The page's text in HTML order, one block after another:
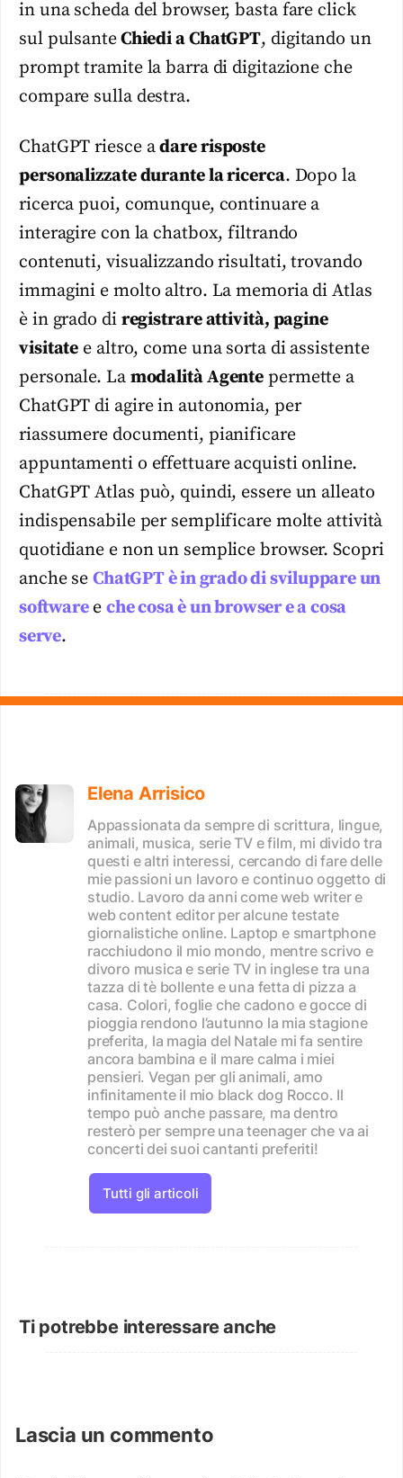
in una scheda del browser, basta fare click
sul pulsanteChiedi a ChatGPT, digitando un
prompt tramite la barra di digitazione che
compare sulla destra.
ChatGPT riesce adare risposte
personalizzate durante la ricerca. Dopo la
ricerca puoi, comunque, continuare a
interagire con la chatbox, filtrando
contenuti, visualizzando risultati, trovando
immagini e molto altro. La memoria di Atlas
è in grado di registrare attività, pagine
visitate e altro, come una sorta di assistente
personale. La modalità Agente permette a
ChatGPT di agire in autonomia, per
riassumere documenti, pianificare
appuntamenti o effettuare acquisti online.
ChatGPT Atlas può, quindi, essere un alleato
indispensabile per semplificare molte attività
quotidiane e non un semplice browser. Scopri
anche seChatGPT è in grado di sviluppare un
softwareeche cosa è un browser e a cosa
serve.
Elena Arrisico
Appassionata da sempre di scrittura, lingue,
animali, musica, serie TV e film, mi divido tra
questi e altri interessi, cercando di fare delle
mie passioni un lavoro e continuo oggetto di
studio. Lavoro da anni come web writer e
web content editor per alcune testate
giornalistiche online. Laptop e smartphone
racchiudono il mio mondo, mentre scrivo e
divoro musica e serie TV in inglese tra una
tazza di tè bollente e una fetta di pizza a
casa. Colori, foglie che cadono e gocce di
pioggia rendono l’autunno la mia stagione
preferita, la magia del Natale mi fa sentire
ancora bambina e il mare calma i miei
pensieri. Vegan per gli animali, amo
infinitamente il mio black dog Rocco. Il
tempo può anche passare, ma dentro
resterò per sempre una teenager che va ai
concerti dei suoi cantanti preferiti!
Tutti gli articoli
Ti potrebbe interessare anche
Lascia un commento